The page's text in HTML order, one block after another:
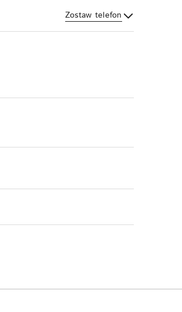
Zostaw telefon
Wyślij